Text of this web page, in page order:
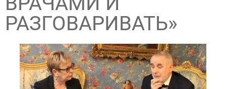
РАЗГОВАРИВАТЬ»